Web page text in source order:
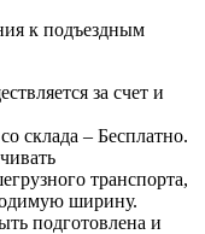
к подъездным
за счет и
склада – Бесплатно.
транспорта,
ширину.
подготовлена и